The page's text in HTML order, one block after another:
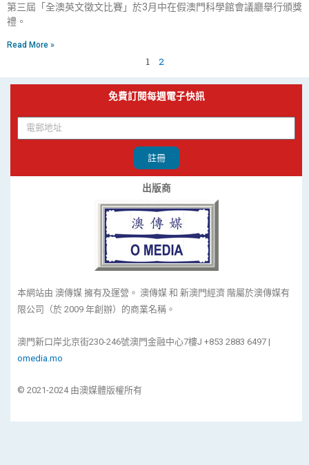
第三屆「全澳英文徵文比賽」於3月中在假澳門科學館會議廳舉行頒獎
禮。
Read More »
1 2
免費訂閱每週電子快訊
註冊
出版商
本網站由 澳傳媒 擁有及運營。 澳傳媒 和 新澳門經濟 階屬於澳傳媒有
限公司（於 2009 年創辦）的商業名稱。
澳門新口岸北京街230-246號澳門金融中心7樓J +853 2883 6497 |
omedia.mo
© 2021-2024 由澳媒體版權所有